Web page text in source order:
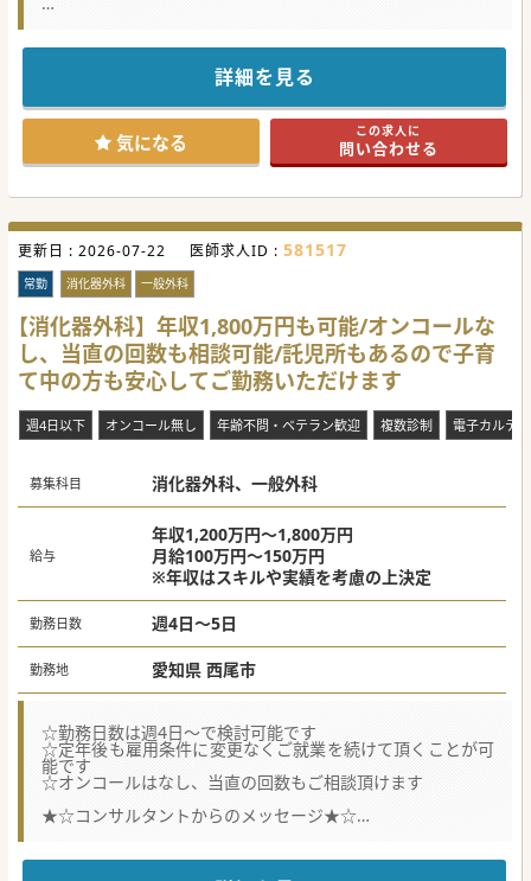
ておりますが、登録患者様の増加に伴い増員募集となりま
■登録患者数は約400名ほどいらっしゃり、訪問先は有料老
人ホームやグループホーム等の施設の割合が97％という状況
です。
■これから訪問診療の経験を積みたい。重症患者様や在宅緩
和ケアを学びたい。開業を目指している。全て歓迎いたしま
す。
【業務内容】
■訪問先は名古屋市と、岡崎市のクリニックへの応援もお願
いしております。その際も移動も含め9:00～18:00の勤務と
なります。
■訪問体制は看護師と2名体制となり、看護師が運転します
ので、自動車の運転は希望が無い限りありません。
■夜間オンコールは外部委託しておりますのでありません。
時間外勤務もほぼなく18時の退勤が可能です。
【医療機関情報】
■法人として、地域医療への貢献を目指し、2020年に名古屋
市、2024年岡崎市に訪問診療クリニックを開院しておりま
■常勤・非常勤含めて内科、精神科、外科、泌尿器科、総合
診療科がご専門の先生が在籍しており、2院間で連携してい
師が診療に専念できるようなサポート体制が整っています。
詳細を見る
気になる この求人に
問い合わせる
更新日 : 2026-07-22 医師求人ID : 581517
常勤 消化器外科 一般外科
【消化器外科】年収1,800万円も可能/オンコールな
し、当直の回数も相談可能/託児所もあるので子育
て中の方も安心してご勤務いただけます
週4日以下 オンコール無し 年齢不問・ベテラン歓迎 複数診制 電子カルテ
募集科目 消化器外科、一般外科
給与
年収1,200万円～1,800万円
月給100万円～150万円
※年収はスキルや実績を考慮の上決定
勤務日数 週4日～5日
勤務地 愛知県 西尾市
☆勤務日数は週4日～で検討可能です
☆定年後も雇用条件に変更なくご就業を続けて頂くことが可
能です
☆オンコールはなし、当直の回数もご相談頂けます
★☆コンサルタントからのメッセージ★☆
西尾市内にある病院にて将来的な世代交代を見据えて常勤医
最寄駅からは徒歩圏内とアクセス良好ですし、院内には託児